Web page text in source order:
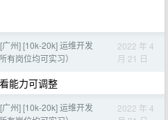
[广州] [10k-20k] 运维开发
有岗位均可实习）
2022 年 4
月 21 日
能力可调整
[广州] [10k-20k] 运维开发
2022 年 4